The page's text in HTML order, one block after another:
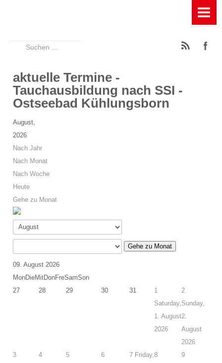
Ausstattung der Tauchbasis
Füllstation für Pressluft, Kompressor und Leihflaschen
Geräumige Terasse mit Entspannungsfaktor
Großes Umkleidezelt
Rödeltische zum Auf- und Abbau der Tauchgeräte
Schattiger Trockenplatz
Schulungsraum für die Tauchausbildung
Verkauf und Vermietung von Ausrüstung
Das Team der Tauchbasis
Suchen
aktuelle Termine -
Tauchausbildung nach SSI -
Ostseebad Kühlungsborn
August,
2026
Nach Jahr
Nach Monat
Nach Woche
Heute
Gehe zu Monat
Gehe zu Monat
09. August 2026
MonDieMitDonFreSamSon
27
28 29 30 31
1
Saturday,
1. August
2026
2
Sunday,
2.
August
2026
3
4
5
6
7 Friday,8
9